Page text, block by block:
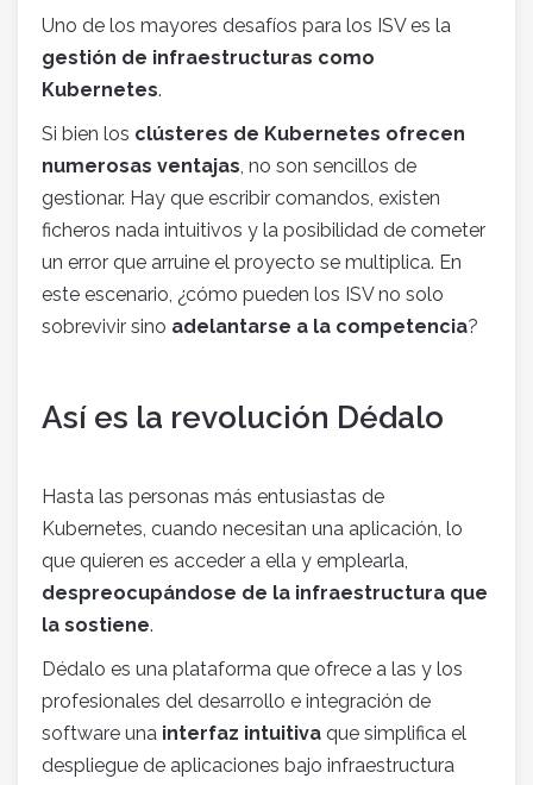
Uno de los mayores desafíos para los ISV es la
gestión de infraestructuras como
Kubernetes.
Si bien los clústeres de Kubernetes ofrecen
numerosas ventajas, no son sencillos de
gestionar. Hay que escribir comandos, existen
ficheros nada intuitivos y la posibilidad de cometer
un error que arruine el proyecto se multiplica. En
este escenario, ¿cómo pueden los ISV no solo
sobrevivir sino adelantarse a la competencia?
Así es la revolución Dédalo
Hasta las personas más entusiastas de
Kubernetes, cuando necesitan una aplicación, lo
que quieren es acceder a ella y emplearla,
despreocupándose de la infraestructura que
la sostiene.
Dédalo es una plataforma que ofrece a las y los
profesionales del desarrollo e integración de
software una interfaz intuitiva que simplifica el
despliegue de aplicaciones bajo infraestructura